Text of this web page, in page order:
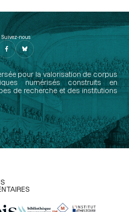
Suivez-nous
pour la valorisation de corpus
numérisés construits en
de recherche et des institutions